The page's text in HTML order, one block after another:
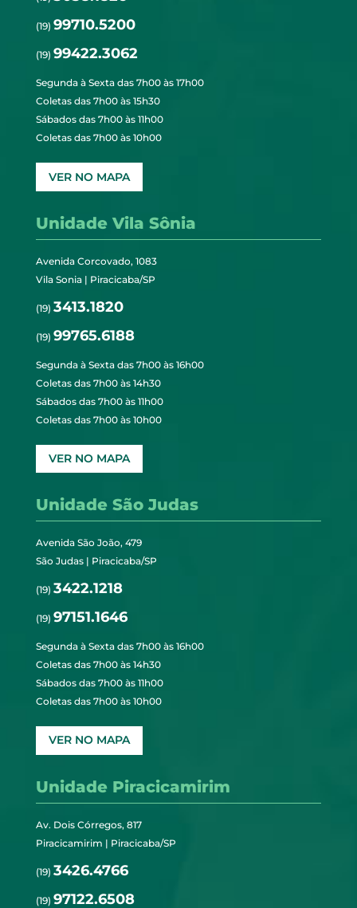
(19) 99710.5200
(19) 99422.3062
Segunda à Sexta das 7h00 às 17h00
Coletas das 7h00 às 15h30
Sábados das 7h00 às 11h00
Coletas das 7h00 às 10h00
VER NO MAPA
Unidade Vila Sônia
Avenida Corcovado, 1083
Vila Sonia | Piracicaba/SP
(19) 3413.1820
(19) 99765.6188
Segunda à Sexta das 7h00 às 16h00
Coletas das 7h00 às 14h30
Sábados das 7h00 às 11h00
Coletas das 7h00 às 10h00
VER NO MAPA
Unidade São Judas
Avenida São João, 479
São Judas | Piracicaba/SP
(19) 3422.1218
(19) 97151.1646
Segunda à Sexta das 7h00 às 16h00
Coletas das 7h00 às 14h30
Sábados das 7h00 às 11h00
Coletas das 7h00 às 10h00
VER NO MAPA
Unidade Piracicamirim
Av. Dois Córregos, 817
Piracicamirim | Piracicaba/SP
(19) 3426.4766
(19) 97122.6508